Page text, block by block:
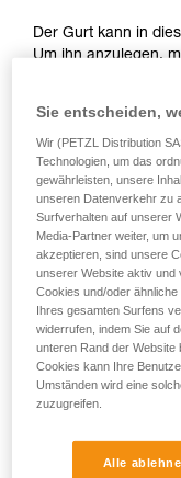
Sie ihn
Wir geben
Der Gurt kann in
Um ihn anzulegen,
Sie entscheiden,
Wir (PETZL Distribution
Technologien, um das
gewährleisten, unsere
unseren Datenverkehr zu
Surfverhalten auf unserer
Media-Partner weiter, um
akzeptieren, sind unsere
unserer Website aktiv und
Cookies und/oder
Ihres gesamten Surfens
widerrufen, indem Sie auf
unteren Rand der Website
Cookies kann Ihre
Umständen wird eine
zuzugreifen.
Alle